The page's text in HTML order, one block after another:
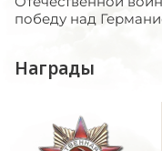
победу над
Награды